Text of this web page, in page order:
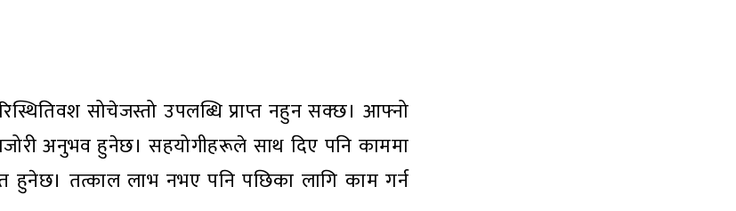
सोचेजस्तो उपलब्धि प्राप्त नहुन सक्छ। आफ्नो
अनुभव हुनेछ। सहयोगीहरूले साथ दिए पनि काममा
हुनेछ। तत्काल लाभ नभए पनि पछिका लागि काम गर्न